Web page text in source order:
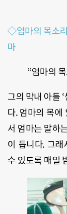
◇엄마의 목소
마
“엄마의
그의 막내 아들
다. 엄마의 목에
서 엄마는 말하
이 듭니다. 그
수 있도록 매일